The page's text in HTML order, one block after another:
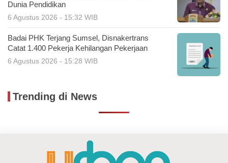
Dunia Pendidikan
6 Agustus 2026 - 15:32 WIB
Badai PHK Terjang Sumsel, Disnakertrans
Catat 1.400 Pekerja Kehilangan Pekerjaan
6 Agustus 2026 - 15:28 WIB
Trending di News